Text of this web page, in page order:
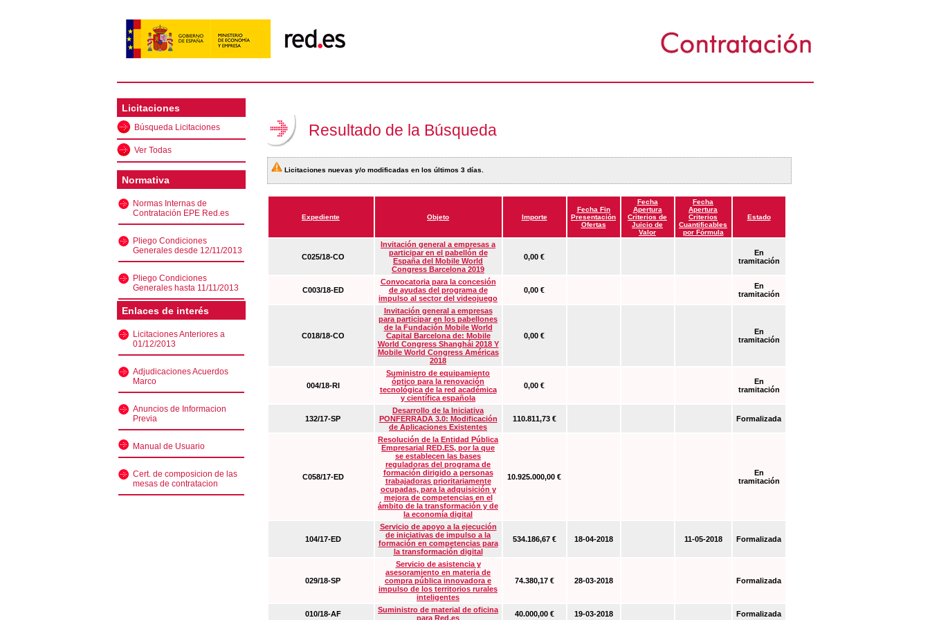
Licitaciones
Búsqueda Licitaciones
Ver Todas
Normativa
Normas Internas de
Contratación EPE Red.es
Pliego Condiciones
Generales desde 12/11/2013
Pliego Condiciones
Generales hasta 11/11/2013
Enlaces de interés
Licitaciones Anteriores a
01/12/2013
Adjudicaciones Acuerdos
Marco
Anuncios de Informacion
Previa
Manual de Usuario
Cert. de composicion de las
mesas de contratacion
Resultado de la Búsqueda
Licitaciones nuevas y/o modificadas en los últimos 3 días.
Expediente Objeto Importe
Fecha Fin
Presentación
Ofertas
Fecha
Apertura
Criterios de
Juicio de
Valor
Fecha
Apertura
Criterios
Cuantificables
por Fórmula
Estado
C025/18-CO
Invitación general a empresas a
participar en el pabellón de
España del Mobile World
Congress Barcelona 2019
0,00 €
En
tramitación
C003/18-ED
Convocatoria para la concesión
de ayudas del programa de
impulso al sector del videojuego
0,00 €
En
tramitación
C018/18-CO
Invitación general a empresas
para participar en los pabellones
de la Fundación Mobile World
Capital Barcelona de: Mobile
World Congress Shanghái 2018 Y
Mobile World Congress Américas
2018
0,00 €
En
tramitación
004/18-RI
Suministro de equipamiento
óptico para la renovación
tecnológica de la red académica
y científica española
0,00 €
En
tramitación
132/17-SP
Desarrollo de la Iniciativa
PONFERRADA 3.0: Modificación
de Aplicaciones Existentes
110.811,73 € Formalizada
C058/17-ED
Resolución de la Entidad Pública
Empresarial RED.ES, por la que
se establecen las bases
reguladoras del programa de
formación dirigido a personas
trabajadoras prioritariamente
ocupadas, para la adquisición y
mejora de competencias en el
ámbito de la transformación y de
la economía digital
10.925.000,00 €
En
tramitación
104/17-ED
Servicio de apoyo a la ejecución
de iniciativas de impulso a la
formación en competencias para
la transformación digital
534.186,67 € 18-04-2018 11-05-2018 Formalizada
029/18-SP
Servicio de asistencia y
asesoramiento en materia de
compra pública innovadora e
impulso de los territorios rurales
inteligentes
74.380,17 € 28-03-2018 Formalizada
010/18-AF
Suministro de material de oficina
para Red.es
40.000,00 € 19-03-2018 Formalizada